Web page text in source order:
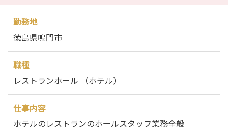
勤務地
徳島県鳴門市
職種
レストランホール （ホテル）
仕事内容
ホテルのレストランのホールスタッフ業務全般